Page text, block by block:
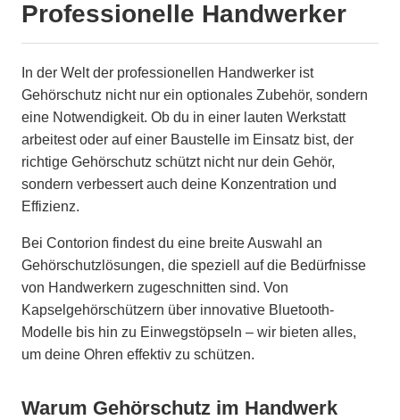
Professionelle Handwerker
In der Welt der professionellen Handwerker ist
Gehörschutz nicht nur ein optionales Zubehör, sondern
eine Notwendigkeit. Ob du in einer lauten Werkstatt
arbeitest oder auf einer Baustelle im Einsatz bist, der
richtige Gehörschutz schützt nicht nur dein Gehör,
sondern verbessert auch deine Konzentration und
Effizienz.
Bei Contorion findest du eine breite Auswahl an
Gehörschutzlösungen, die speziell auf die Bedürfnisse
von Handwerkern zugeschnitten sind. Von
Kapselgehörschützern über innovative Bluetooth-
Modelle bis hin zu Einwegstöpseln – wir bieten alles,
um deine Ohren effektiv zu schützen.
Warum Gehörschutz im Handwerk